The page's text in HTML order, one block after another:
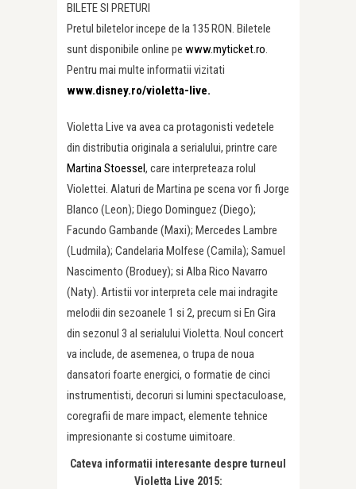
BILETE SI PRETURI
Pretul biletelor incepe de la 135 RON. Biletele
sunt disponibile online pe www.myticket.ro.
Pentru mai multe informatii vizitati
www.disney.ro/violetta-live.
Violetta Live va avea ca protagonisti vedetele
din distributia originala a serialului, printre care
Martina Stoessel, care interpreteaza rolul
Violettei. Alaturi de Martina pe scena vor fi Jorge
Blanco (Leon); Diego Dominguez (Diego);
Facundo Gambande (Maxi); Mercedes Lambre
(Ludmila); Candelaria Molfese (Camila); Samuel
Nascimento (Broduey); si Alba Rico Navarro
(Naty). Artistii vor interpreta cele mai indragite
melodii din sezoanele 1 si 2, precum si En Gira
din sezonul 3 al serialului Violetta. Noul concert
va include, de asemenea, o trupa de noua
dansatori foarte energici, o formatie de cinci
instrumentisti, decoruri si lumini spectaculoase,
coregrafii de mare impact, elemente tehnice
impresionante si costume uimitoare.
Cateva informatii interesante despre turneul
Violetta Live 2015: